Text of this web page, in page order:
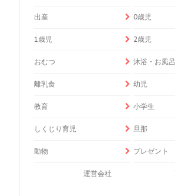
出産 0歳児
1歳児 2歳児
おむつ 沐浴・お風呂
離乳食 幼児
教育 小学生
しくじり育児 旦那
動物 プレゼント
運営会社